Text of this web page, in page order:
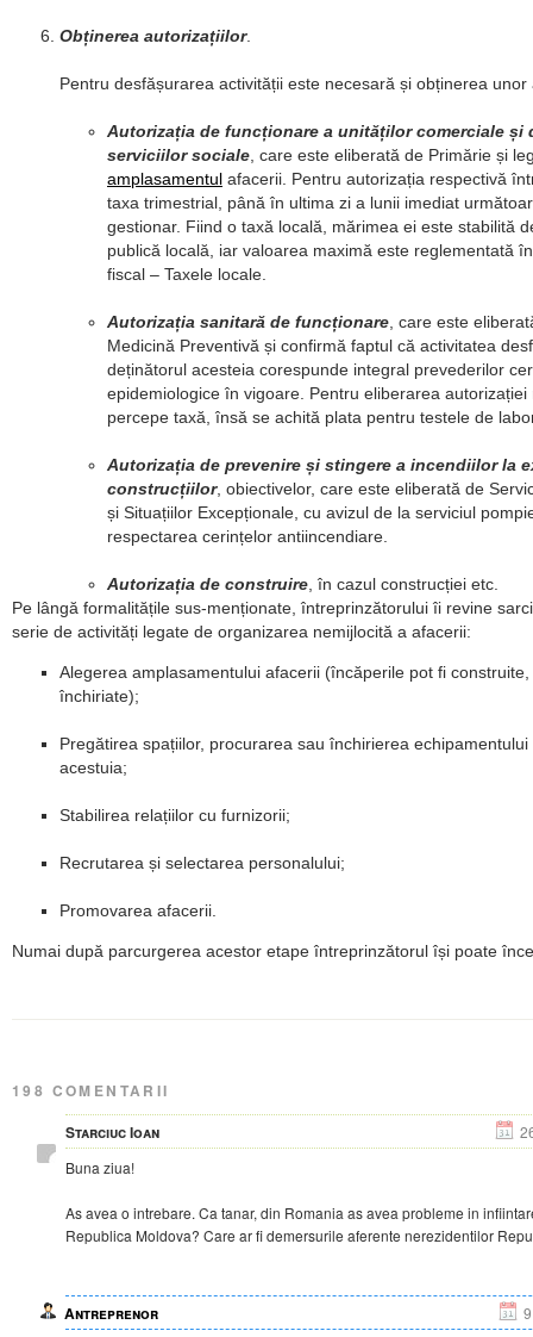
Obținerea autorizațiilor.
Pentru desfășurarea activității este necesară și obținerea
Autorizația de funcționare a unităților comerciale și
serviciilor sociale, care este eliberată de Primărie și
amplasamentul afacerii. Pentru autorizația respectivă
taxa trimestrial, până în ultima zi a lunii imediat
gestionar. Fiind o taxă locală, mărimea ei este stabilită
publică locală, iar valoarea maximă este reglementată
fiscal – Taxele locale.
Autorizația sanitară de funcționare, care este
Medicină Preventivă și confirmă faptul că activitatea
deținătorul acesteia corespunde integral prevederilor
epidemiologice în vigoare. Pentru eliberarea autorizației
percepe taxă, însă se achită plata pentru testele de
Autorizația de prevenire și stingere a incendiilor la
construcțiilor, obiectivelor, care este eliberată de
și Situațiilor Excepționale, cu avizul de la serviciul
respectarea cerințelor antiincendiare.
Autorizația de construire, în cazul construcției etc.
Pe lângă formalitățile sus-menționate, întreprinzătorului îi revine
serie de activități legate de organizarea nemijlocită a afacerii:
Alegerea amplasamentului afacerii (încăperile pot fi
închiriate);
Pregătirea spațiilor, procurarea sau închirierea
acestuia;
Stabilirea relațiilor cu furnizorii;
Recrutarea și selectarea personalului;
Promovarea afacerii.
Numai după parcurgerea acestor etape întreprinzătorul își poate
198 COMENTARII
Starciuc Ioan
Buna ziua!
As avea o intrebare. Ca tanar, din Romania as avea probleme in
Republica Moldova? Care ar fi demersurile aferente nerezidentilor
Antreprenor